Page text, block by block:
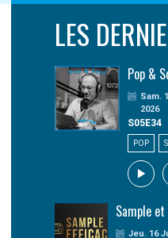
LES
Pop &
Sam.
2026
S05E34
POP
Sample
Jeu. 16